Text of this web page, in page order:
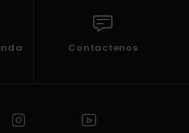
Contactenos